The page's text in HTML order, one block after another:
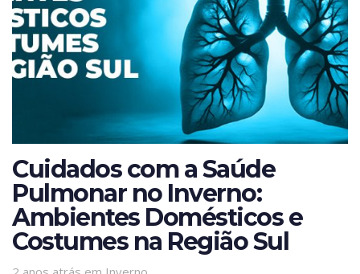
Cuidados com a Saúde
Pulmonar no Inverno:
Ambientes Domésticos e
Costumes na Região Sul